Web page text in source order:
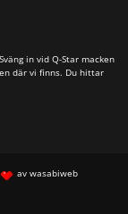
in vid Q-Star macken
där vi finns. Du hittar
av wasabiweb